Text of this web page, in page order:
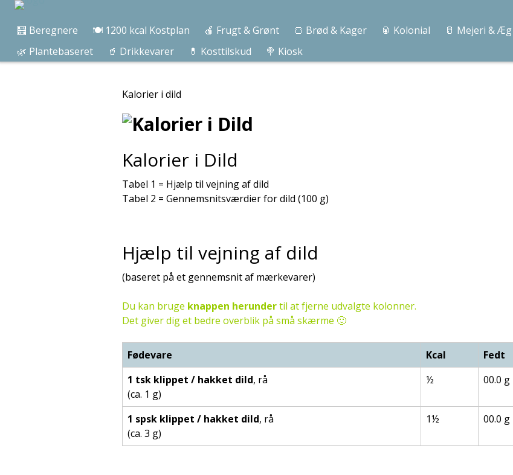
🧮 Beregnere 🍽️ 1200 kcal Kostplan 🍎 Frugt & Grønt 🍞 Brød & Kager 🥫 Kolonial 🥛 Mejeri & Æg
🌿 Plantebaseret
🥤 Drikkevarer 💊 Kosttilskud 🍭 Kiosk
Kalorier i dild
Kalorier i Dild
Tabel 1 = Hjælp til vejning af dild
Tabel 2 = Gennemsnitsværdier for dild (100 g)
Hjælp til vejning af dild
(baseret på et gennemsnit af mærkevarer)
Du kan bruge knappen herundertil at fjerne udvalgte kolonner.
Det giver dig et bedre overblik på små skærme 🙂
Fødevare Kcal Fedt
1 tsk klippet / hakket dild, rå
(ca. 1 g)
½ 00.0 g
1 spsk klippet / hakket dild, rå
(ca. 3 g)
1½ 00.0 g